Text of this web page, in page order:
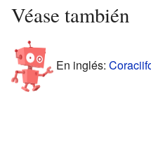
Véase también
En inglés: